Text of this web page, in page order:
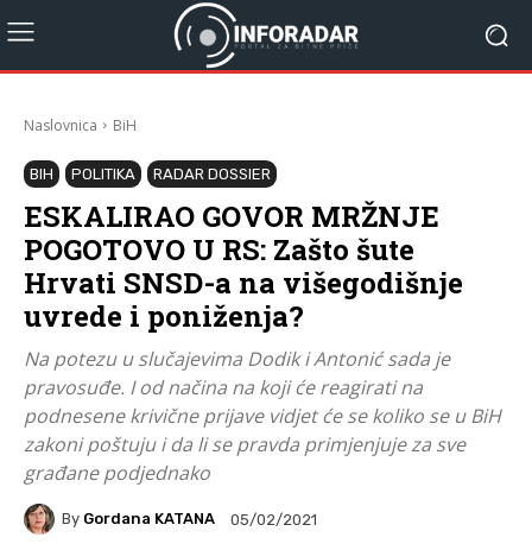
Naslovnica BiH
BIH POLITIKA RADAR DOSSIER
ESKALIRAO GOVOR MRŽNJE
POGOTOVO U RS: Zašto šute
Hrvati SNSD-a na višegodišnje
uvrede i poniženja?
Na potezu u slučajevima Dodik i Antonić sada je
pravosuđe. I od načina na koji će reagirati na
podnesene krivične prijave vidjet će se koliko se u BiH
zakoni poštuju i da li se pravda primjenjuje za sve
građane podjednako
By Gordana KATANA 05/02/2021